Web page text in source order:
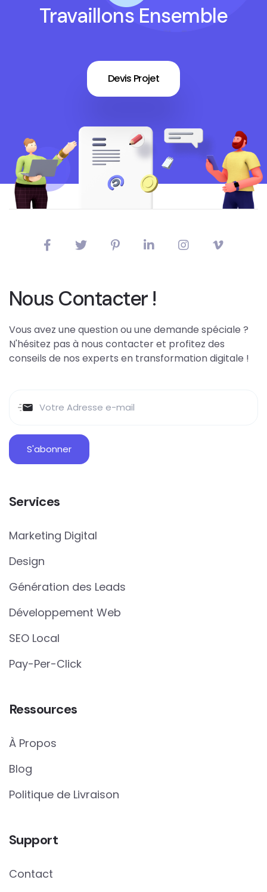
Travaillons Ensemble
Devis Projet
Nous Contacter !
Vous avez une question ou une demande spéciale ?
N'hésitez pas à nous contacter et profitez des
conseils de nos experts en transformation digitale !
Services
Marketing Digital
Design
Génération des Leads
Développement Web
SEO Local
Pay-Per-Click
Ressources
À Propos
Blog
Politique de Livraison
Support
Contact